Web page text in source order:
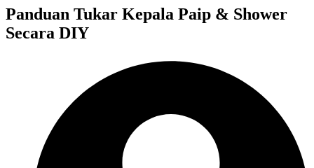
Panduan Tukar Kepala Paip & Shower
Secara DIY